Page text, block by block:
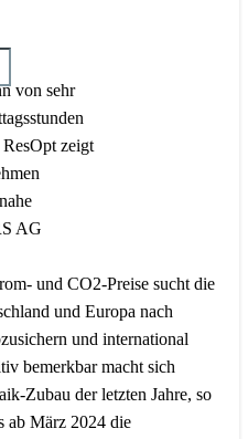
von sehr
zeigt
AG
und CO2-Preise sucht die
und Europa nach
und international
bemerkbar macht sich
Zubau der letzten Jahre, so
ab März 2024 die